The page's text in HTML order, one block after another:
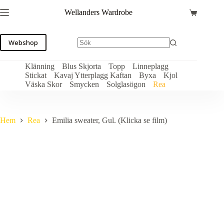
till
Wellanders Wardrobe Varukorg
Webshop
Klänning Blus Skjorta Topp
Linneplagg
Stickat
Kavaj Ytterplagg Kaftan Byxa
Kjol
Väska Skor
Smycken Solglasögon Rea
Hem Rea Emilia sweater, Gul. (Klicka se film)